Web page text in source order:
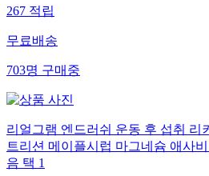
267적립
무료배송
703명구매중
리얼그램 엔드러쉬 운동 후 섭취 리
트리션 메이플시럽 마그네슘 애사
음 택 1